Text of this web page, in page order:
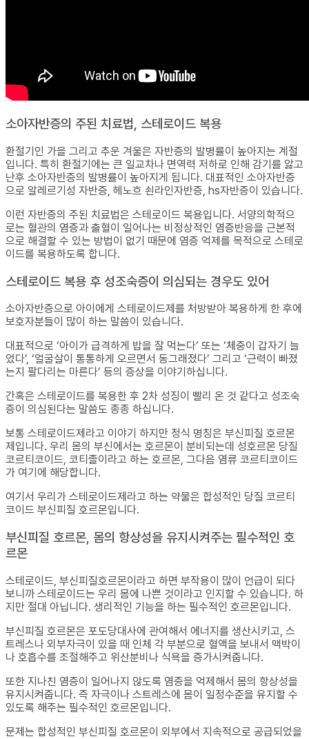
소아자반증의 주된 치료법, 스테로이드 복용
환절기인 가을 그리고 추운 겨울은 자반증의 발병률이 높아지는 계절
입니다. 특히 환절기에는 큰 일교차나 면역력 저하로 인해 감기를 앓고
난후 소아자반증의 발병률이 높아지게 됩니다. 대표적인 소아자반증
으로 알레르기성 자반증, 헤노흐 쇤라인자반증, hs자반증이 있습니다.
이런 자반증의 주된 치료법은 스테로이드 복용입니다. 서양의학적으
로는 혈관의 염증과 출혈이 일어나는 비정상적인 염증반응을 근본적
으로 해결할 수 있는 방법이 없기 때문에 염증 억제를 목적으로 스테로
이드를 복용하도록 합니다.
스테로이드 복용 후 성조숙증이 의심되는 경우도 있어
소아자반증으로 아이에게 스테로이드제를 처방받아 복용하게 한 후에
보호자분들이 많이 하는 말씀이 있습니다.
대표적으로 ‘아이가 급격하게 밥을 잘 먹는다’ 또는 ‘체중이 갑자기 늘
었다’, ‘얼굴살이 통통하게 오르면서 동그래졌다’ 그리고 ‘근력이 빠졌
는지 팔다리는 마른다’ 등의 증상을 이야기하십니다.
간혹은 스테로이드를 복용한 후 2차 성징이 빨리 온 것 같다고 성조숙
증이 의심된다는 말씀도 종종 하십니다.
보통 스테로이드제라고 이야기 하지만 정식 명칭은 부신피질 호르몬
제입니다. 우리 몸의 부신에서는 호르몬이 분비되는데 성호르몬 당질
코르티코이드, 코티졸이라고 하는 호르몬, 그다음 염류 코르티코이드
가 여기에 해당합니다.
여기서 우리가 스테로이드제라고 하는 약물은 합성적인 당질 코르티
코이드 부신피질 호르몬입니다.
부신피질 호르몬, 몸의 항상성을 유지시켜주는 필수적인 호
르몬
스테로이드, 부신피질호르몬이라고 하면 부작용이 많이 언급이 되다
보니까 스테로이드는 우리 몸에 나쁜 것이라고 인지할 수 있습니다. 하
지만 절대 아닙니다. 생리적인 기능을 하는 필수적인 호르몬입니다.
부신피질 호르몬은 포도당대사에 관여해서 에너지를 생산시키고, 스
트레스나 외부자극이 있을 때 인체 각 부분으로 혈액을 보내서 맥박이
나 호흡수를 조절해주고 위산분비나 식욕을 증가시켜줍니다.
또한 지나친 염증이 일어나지 않도록 염증을 억제해서 몸의 항상성을
유지시켜줍니다. 즉 자극이나 스트레스에 몸이 일정수준을 유지할 수
있도록 해주는 필수적인 호르몬입니다.
문제는 합성적인 부신피질 호르몬이 외부에서 지속적으로 공급되었을